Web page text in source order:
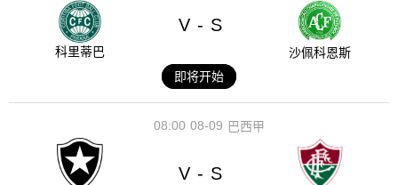
科里蒂巴
V - S
沙佩科恩斯
即将开始
08-09
08:00 巴西甲
V - S